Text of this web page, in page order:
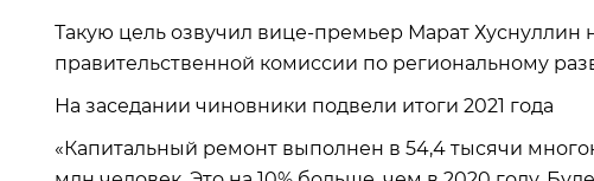
Такую цель озвучил вице-премьер Марат Хуснуллин
правительственной комиссии по региональному
На заседании чиновники подвели итоги 2021 года
«Капитальный ремонт выполнен в 54,4 тысячи